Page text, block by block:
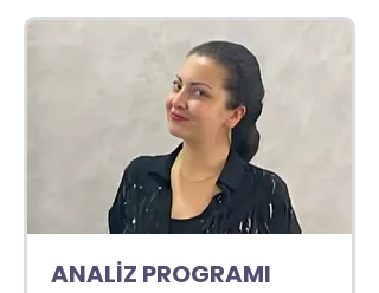
ANALİZ PROGRAMI